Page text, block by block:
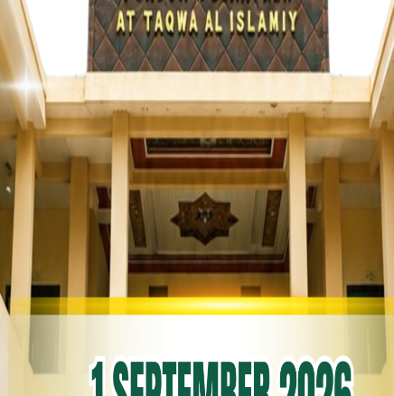
AT-TAQWA AL ISLAMIY BOROBUDUR,
& TV Islam Info & Konfirmasi :Ust.Abu Hammam,Lc.
6281390313518 Youtube : Zaaduttaqwa TVInstagram &
Semoga bermanfaat. Aamiin Baarokallohu fiinaa fii
Aamiin #islam #muslim #quran #islamicquotes
#sunnah ...